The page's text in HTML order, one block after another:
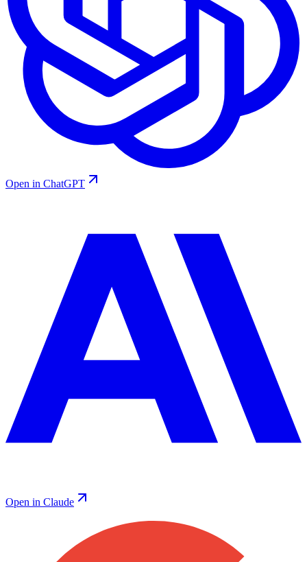
Open in ChatGPT
Open in Claude